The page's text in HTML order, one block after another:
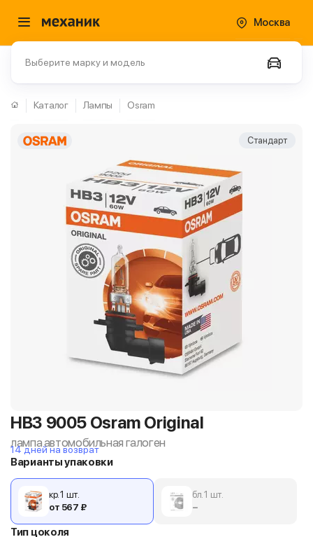
Москва
Выберите марку и модель
Каталог Лампы Osram
Стандарт
HB3 9005 Osram Original
лампа автомобильная галоген
14 дней на возврат
Варианты упаковки
кр. 1 шт.
от 567 ₽
бл. 1 шт.
−
Тип цоколя